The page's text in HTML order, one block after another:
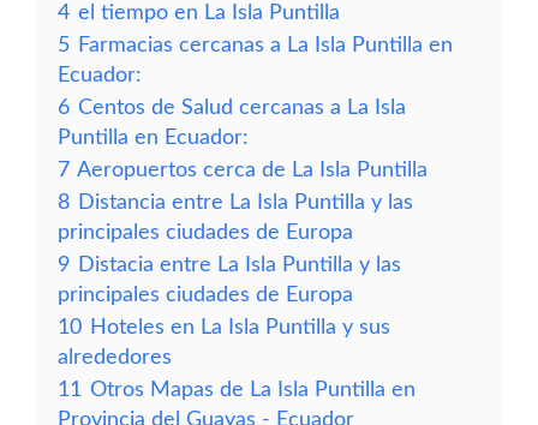
4 el tiempo en La Isla Puntilla
5 Farmacias cercanas a La Isla Puntilla en
Ecuador:
6 Centos de Salud cercanas a La Isla
Puntilla en Ecuador:
7 Aeropuertos cerca de La Isla Puntilla
8 Distancia entre La Isla Puntilla y las
principales ciudades de Europa
9 Distacia entre La Isla Puntilla y las
principales ciudades de Europa
10 Hoteles en La Isla Puntilla y sus
alrededores
11 Otros Mapas de La Isla Puntilla en
Provincia del Guayas - Ecuador